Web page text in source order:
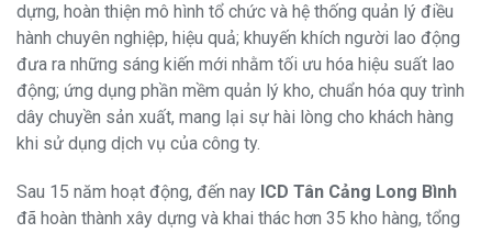
dựng, hoàn thiện mô hình tổ chức và hệ thống quản lý điều
hành chuyên nghiệp, hiệu quả; khuyến khích người lao động
đưa ra những sáng kiến mới nhằm tối ưu hóa hiệu suất lao
động; ứng dụng phần mềm quản lý kho, chuẩn hóa quy trình
dây chuyền sản xuất, mang lại sự hài lòng cho khách hàng
khi sử dụng dịch vụ của công ty.
Sau 15 năm hoạt động, đến nay ICD Tân Cảng Long Bình
đã hoàn thành xây dựng và khai thác hơn 35 kho hàng, tổng